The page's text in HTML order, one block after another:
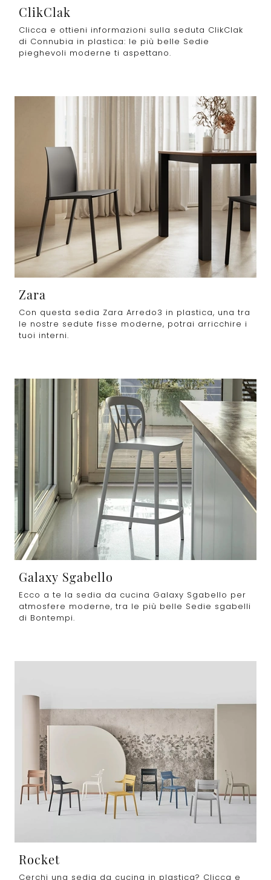
ClikClak
Clicca e ottieni informazioni sulla seduta ClikClak
di Connubia in plastica: le più belle Sedie
pieghevoli moderne ti aspettano.
Zara
Con questa sedia Zara Arredo3 in plastica, una tra
le nostre sedute fisse moderne, potrai arricchire i
tuoi interni.
Galaxy Sgabello
Ecco a te la sedia da cucina Galaxy Sgabello per
atmosfere moderne, tra le più belle Sedie sgabelli
di Bontempi.
Rocket
Cerchi una sedia da cucina in plastica? Clicca e